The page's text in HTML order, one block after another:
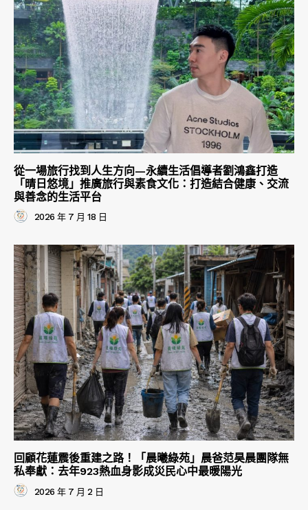
從一場旅行找到人生方向—永續生活倡導者劉鴻鑫打造
「晴日悠境」推廣旅行與素食文化：打造結合健康、交流
與善念的生活平台
2026 年 7 月 18 日
回顧花蓮震後重建之路！「晨曦綠苑」晨爸范昊晨團隊無
私奉獻：去年923熱血身影成災民心中最暖陽光
2026 年 7 月 2 日